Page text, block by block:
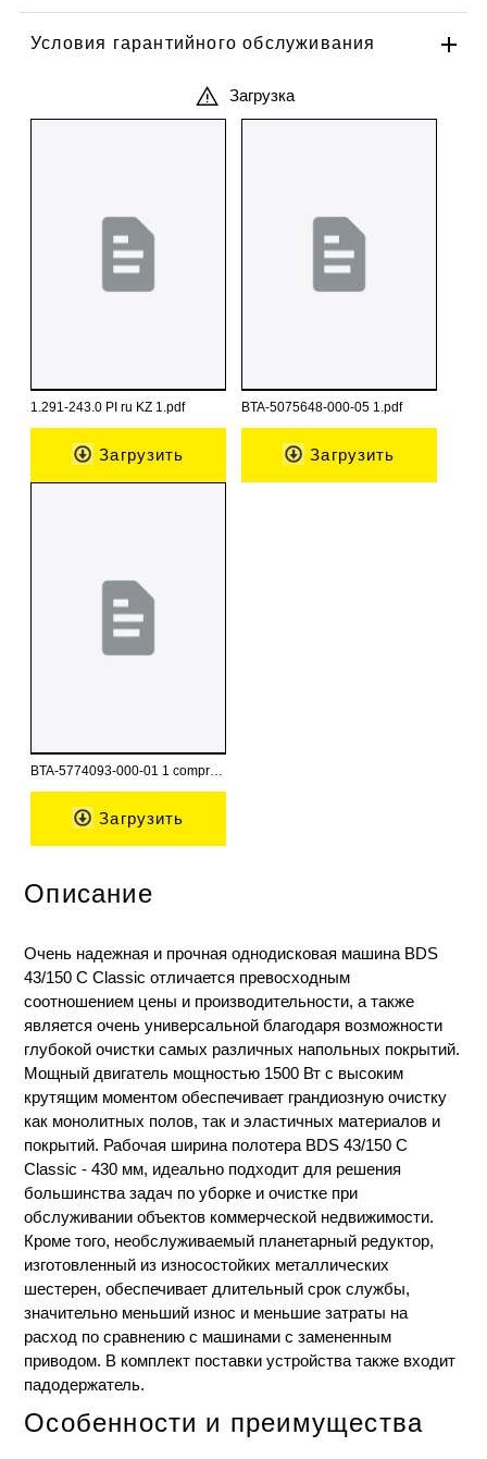
Условия гарантийного обслуживания
Загрузка
1.291-243.0 PI ru KZ 1.pdf
Загрузить
BTA-5075648-000-05 1.pdf
Загрузить
BTA-5774093-000-01 1 compressed.pdf
Загрузить
Описание
Очень надежная и прочная однодисковая машина BDS
43/150 C Classic отличается превосходным
соотношением цены и производительности, а также
является очень универсальной благодаря возможности
глубокой очистки самых различных напольных покрытий.
Мощный двигатель мощностью 1500 Вт с высоким
крутящим моментом обеспечивает грандиозную очистку
как монолитных полов, так и эластичных материалов и
покрытий. Рабочая ширина полотера BDS 43/150 C
Classic - 430 мм, идеально подходит для решения
большинства задач по уборке и очистке при
обслуживании объектов коммерческой недвижимости.
Кроме того, необслуживаемый планетарный редуктор,
изготовленный из износостойких металлических
шестерен, обеспечивает длительный срок службы,
значительно меньший износ и меньшие затраты на
расход по сравнению с машинами с замененным
приводом. В комплект поставки устройства также входит
падодержатель.
Особенности и преимущества